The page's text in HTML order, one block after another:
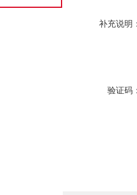
补充说明
验证码